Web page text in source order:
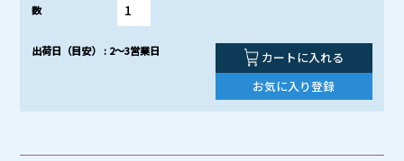
数
出荷日（目安） : 2～3営業日
カートに入れる
お気に入り登録